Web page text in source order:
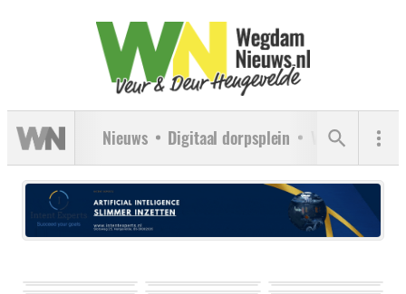
Nieuws Digitaal dorpsplein Verenigingen